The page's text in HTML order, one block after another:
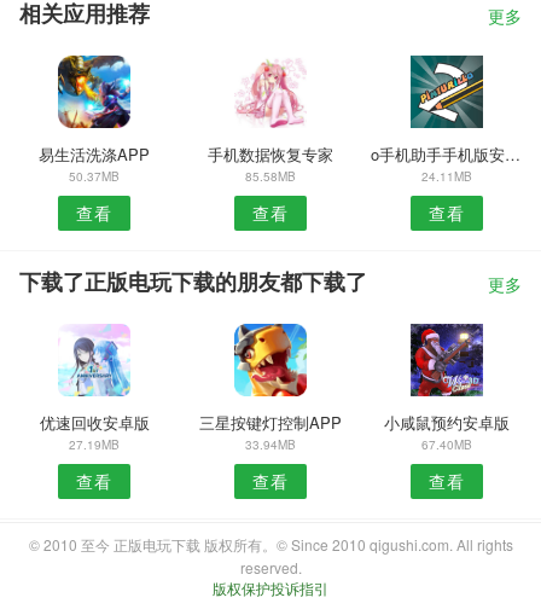
相关应用推荐 更多
易生活洗涤APP
50.37MB
查看
手机数据恢复专家
85.58MB
查看
o手机助手手机版安卓版
24.11MB
查看
下载了正版电玩下载的朋友都下载了 更多
优速回收安卓版
27.19MB
查看
三星按键灯控制APP
33.94MB
查看
小咸鼠预约安卓版
67.40MB
查看
© 2010 至今 正版电玩下载 版权所有。© Since 2010 qigushi.com. All rights
reserved.
版权保护投诉指引